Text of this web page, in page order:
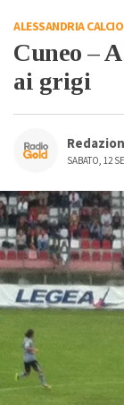
ALESSANDRIA CALCIO
Cuneo –
ai grigi
SABATO, 12